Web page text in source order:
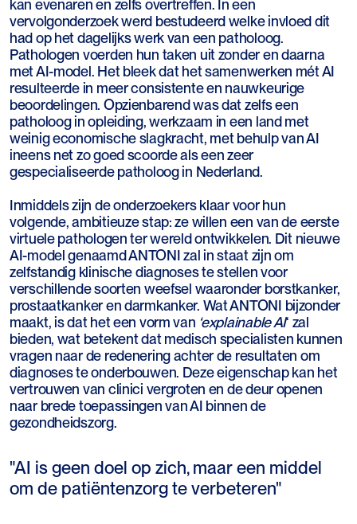
kan evenaren en zelfs overtreffen. In een
vervolgonderzoek werd bestudeerd welke invloed dit
had op het dagelijks werk van een patholoog.
Pathologen voerden hun taken uit zonder en daarna
met AI-model. Het bleek dat het samenwerken mét AI
resulteerde in meer consistente en nauwkeurige
beoordelingen. Opzienbarend was dat zelfs een
patholoog in opleiding, werkzaam in een land met
weinig economische slagkracht, met behulp van AI
ineens net zo goed scoorde als een zeer
gespecialiseerde patholoog in Nederland.
Inmiddels zijn de onderzoekers klaar voor hun
volgende, ambitieuze stap: ze willen een van de eerste
virtuele pathologen ter wereld ontwikkelen. Dit nieuwe
AI-model genaamd ANTONI zal in staat zijn om
zelfstandig klinische diagnoses te stellen voor
verschillende soorten weefsel waaronder borstkanker,
prostaatkanker en darmkanker. Wat ANTONI bijzonder
maakt, is dat het een vorm van ‘explainable AI‘ zal
bieden, wat betekent dat medisch specialisten kunnen
vragen naar de redenering achter de resultaten om
diagnoses te onderbouwen. Deze eigenschap kan het
vertrouwen van clinici vergroten en de deur openen
naar brede toepassingen van AI binnen de
gezondheidszorg.
"AI is geen doel op zich, maar een middel
om de patiëntenzorg te verbeteren"